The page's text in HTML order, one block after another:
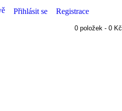
Přihlásit se Registrace
0 položek - 0 Kč